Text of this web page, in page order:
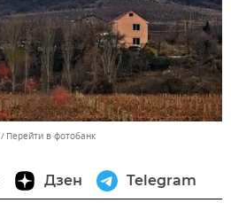
Перейти в фотобанк
Дзен Telegram